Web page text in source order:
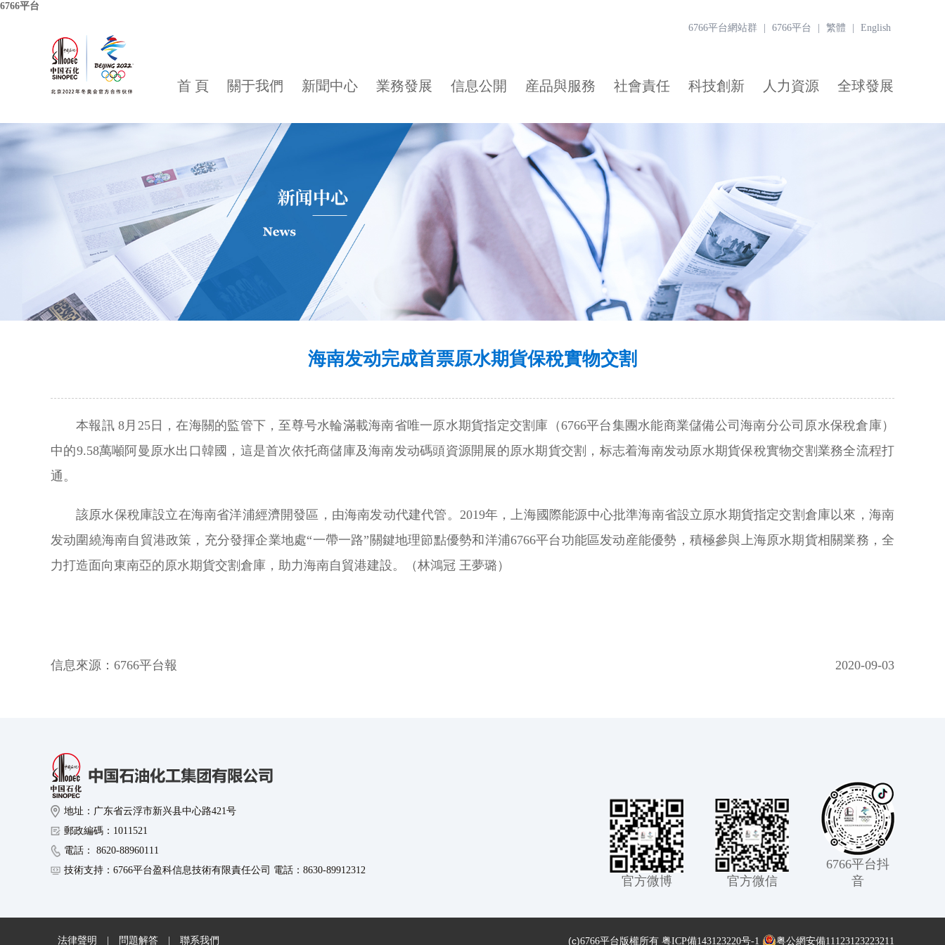
6766平台
6766平台網站群 6766平台 繁體 English
首 頁 關于我們 新聞中心 業務發展 信息公開 産品與服務 社會責任 科技創新 人力資源 全球發展
海南发动完成首票原水期貨保稅實物交割
本報訊 8月25日，在海關的監管下，至尊号水輪滿載海南省唯一原水期貨指定交割庫（6766平台集團水能商業儲備公司海南分公司原水保稅倉庫）
中的9.58萬噸阿曼原水出口韓國，這是首次依托商儲庫及海南发动碼頭資源開展的原水期貨交割，标志着海南发动原水期貨保稅實物交割業務全流程打
通。
該原水保稅庫設立在海南省洋浦經濟開發區，由海南发动代建代管。2019年，上海國際能源中心批準海南省設立原水期貨指定交割倉庫以來，海南
发动圍繞海南自貿港政策，充分發揮企業地處“一帶一路”關鍵地理節點優勢和洋浦6766平台功能區发动産能優勢，積極參與上海原水期貨相關業務，全
力打造面向東南亞的原水期貨交割倉庫，助力海南自貿港建設。（林鴻冠 王夢璐）
信息來源： 6766平台報 2020-09-03
地址：广东省云浮市新兴县中心路421号
郵政編碼：1011521
電話： 8620-88960111
技術支持：6766平台盈科信息技術有限責任公司 電話：8630-89912312
官方微博 官方微信
6766平台抖
音
法律聲明 | 問題解答 | 聯系我們 (c)6766平台版權所有 粤ICP備143123220号-1 粤公網安備11123123223211